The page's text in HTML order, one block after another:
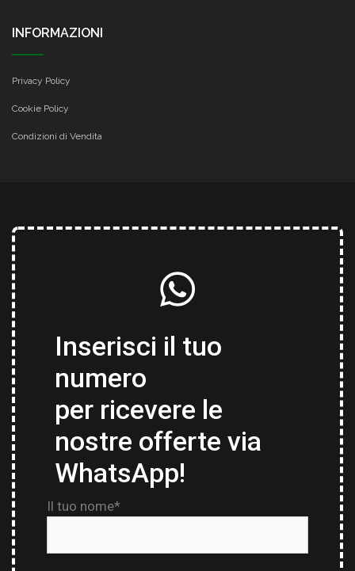
INFORMAZIONI
Privacy Policy
Cookie Policy
Condizioni di Vendita